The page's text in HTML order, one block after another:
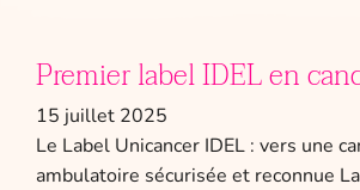
Premier label IDEL en
15 juillet 2025
Le Label Unicancer IDEL : vers une
ambulatoire sécurisée et reconnue